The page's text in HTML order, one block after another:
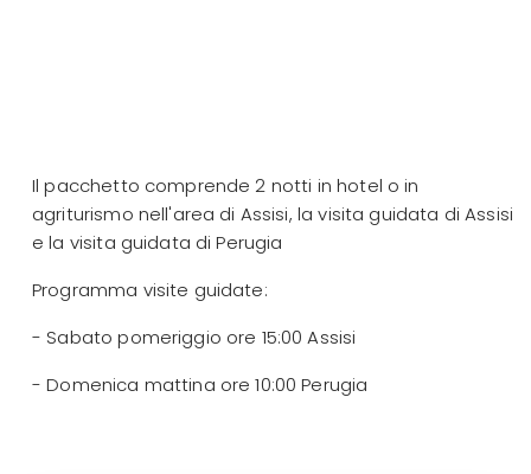
Il pacchetto comprende 2 notti in hotel o in
agriturismo nell'area di Assisi, la visita guidata di Assisi
e la visita guidata di Perugia
Programma visite guidate:
- Sabato pomeriggio ore 15:00 Assisi
- Domenica mattina ore 10:00 Perugia